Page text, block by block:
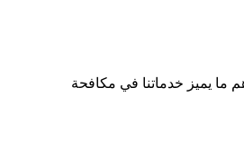
يميز خدماتنا في مكافحة